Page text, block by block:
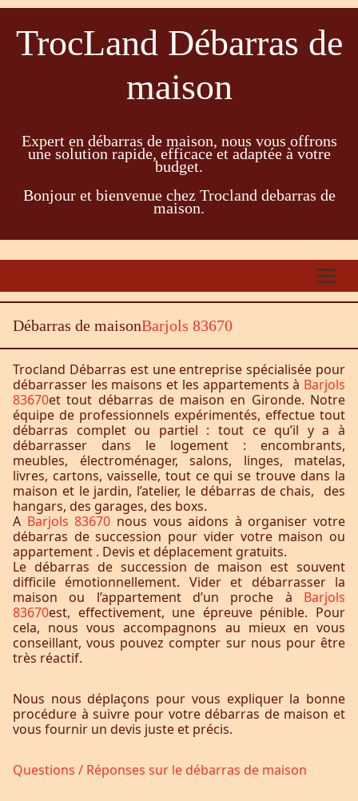
TrocLand Débarras de
maison
Expert en débarras de maison, nous vous offrons
une solution rapide, efficace et adaptée à votre
budget.
Bonjour et bienvenue chez Trocland debarras de
maison.
Débarras de maisonBarjols 83670
Trocland Débarras est une entreprise spécialisée pour
débarrasser les maisons et les appartements à Barjols
83670et tout débarras de maison en Gironde. Notre
équipe de professionnels expérimentés, effectue tout
débarras complet ou partiel : tout ce qu’il y a à
débarrasser dans le logement : encombrants,
meubles, électroménager, salons, linges, matelas,
livres, cartons, vaisselle, tout ce qui se trouve dans la
maison et le jardin, l’atelier, le débarras de chais, des
hangars, des garages, des boxs.
A Barjols 83670 nous vous aidons à organiser votre
débarras de succession pour vider votre maison ou
appartement . Devis et déplacement gratuits.
Le débarras de succession de maison est souvent
difficile émotionnellement. Vider et débarrasser la
maison ou l’appartement d’un proche à Barjols
83670est, effectivement, une épreuve pénible. Pour
cela, nous vous accompagnons au mieux en vous
conseillant, vous pouvez compter sur nous pour être
très réactif.
Nous nous déplaçons pour vous expliquer la bonne
procédure à suivre pour votre débarras de maison et
vous fournir un devis juste et précis.
Questions / Réponses sur le débarras de maison